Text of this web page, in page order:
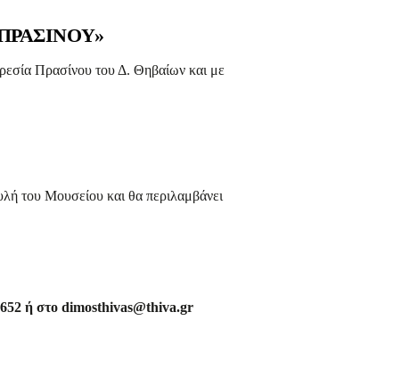
Πρασίνου του Δ. Θηβαίων και με
του Μουσείου και θα περιλαμβάνει
ή στο dimosthivas@thiva.gr